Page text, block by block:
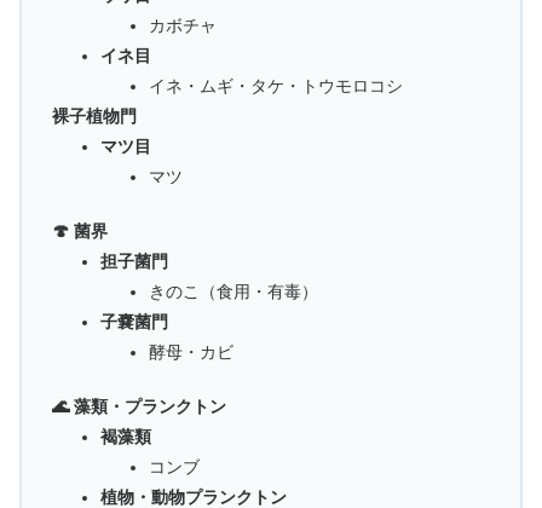
カボチャ
イネ目
イネ・ムギ・タケ・トウモロコシ
裸子植物門
マツ目
マツ
🍄 菌界
担子菌門
きのこ（食用・有毒）
子嚢菌門
酵母・カビ
🌊 藻類・プランクトン
褐藻類
コンブ
植物・動物プランクトン